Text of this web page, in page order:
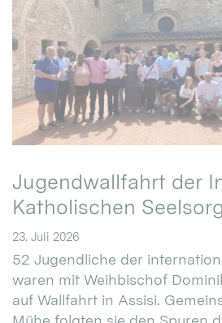
Jugendwallfahrt der
Katholischen
23. Juli 2026
52 Jugendliche der
waren mit Weihbischof
auf Wallfahrt in Assisi.